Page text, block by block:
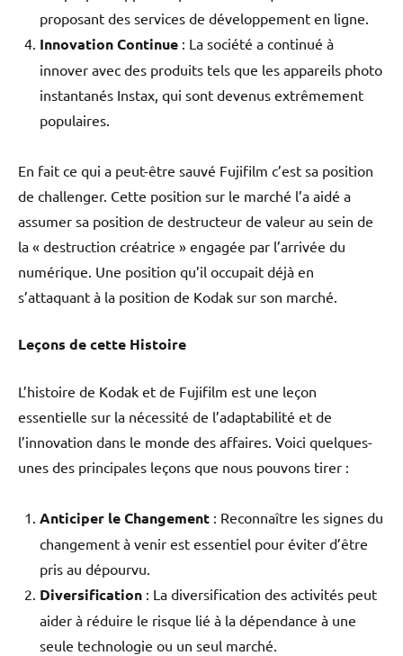
proposant des services de développement en ligne.
Innovation Continue : La société a continué à
innover avec des produits tels que les appareils photo
instantanés Instax, qui sont devenus extrêmement
populaires.
En fait ce qui a peut-être sauvé Fujifilm c’est sa position
de challenger. Cette position sur le marché l’a aidé a
assumer sa position de destructeur de valeur au sein de
la « destruction créatrice » engagée par l’arrivée du
numérique. Une position qu’il occupait déjà en
s’attaquant à la position de Kodak sur son marché.
Leçons de cette Histoire
L’histoire de Kodak et de Fujifilm est une leçon
essentielle sur la nécessité de l’adaptabilité et de
l’innovation dans le monde des affaires. Voici quelques-
unes des principales leçons que nous pouvons tirer :
Anticiper le Changement : Reconnaître les signes du
changement à venir est essentiel pour éviter d’être
pris au dépourvu.
Diversification : La diversification des activités peut
aider à réduire le risque lié à la dépendance à une
seule technologie ou un seul marché.